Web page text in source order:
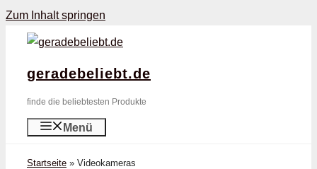
Zum Inhalt springen
geradebeliebt.de
finde die beliebtesten Produkte
Menü
Startseite » Videokameras